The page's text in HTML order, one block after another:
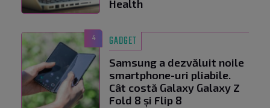
Health
4 GADGET
Samsung a dezvăluit noile
smartphone-uri pliabile.
Cât costă Galaxy Galaxy Z
Fold 8 și Flip 8